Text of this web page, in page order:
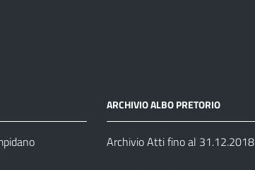
ARCHIVIO ALBO PRETORIO
Archivio Atti fino al 31.12.2018